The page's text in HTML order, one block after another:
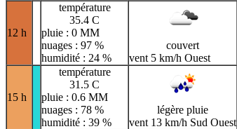
12 h
température
35.4 C
pluie : 0 MM
nuages : 97 %
humidité : 24 %
couvert
vent 5 km/h Ouest
15 h
température
31.5 C
pluie : 0.6 MM
nuages : 78 %
humidité : 39 %
légère pluie
vent 13 km/h Sud Ouest